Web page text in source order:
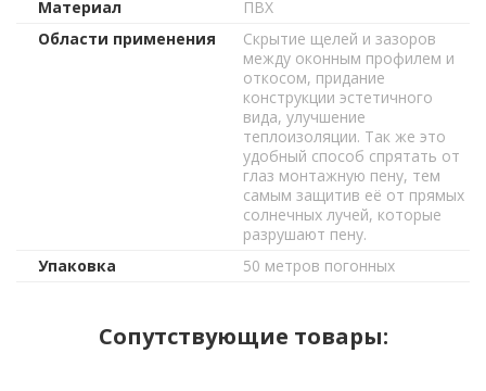
Материал
ПВХ
Области применения
Скрытие щелей и зазоров
между оконным профилем и
откосом, придание
конструкции эстетичного
вида, улучшение
теплоизоляции. Так же это
удобный способ спрятать от
глаз монтажную пену, тем
самым защитив её от прямых
солнечных лучей, которые
разрушают пену.
Упаковка
50 метров погонных
Сопутствующие товары: